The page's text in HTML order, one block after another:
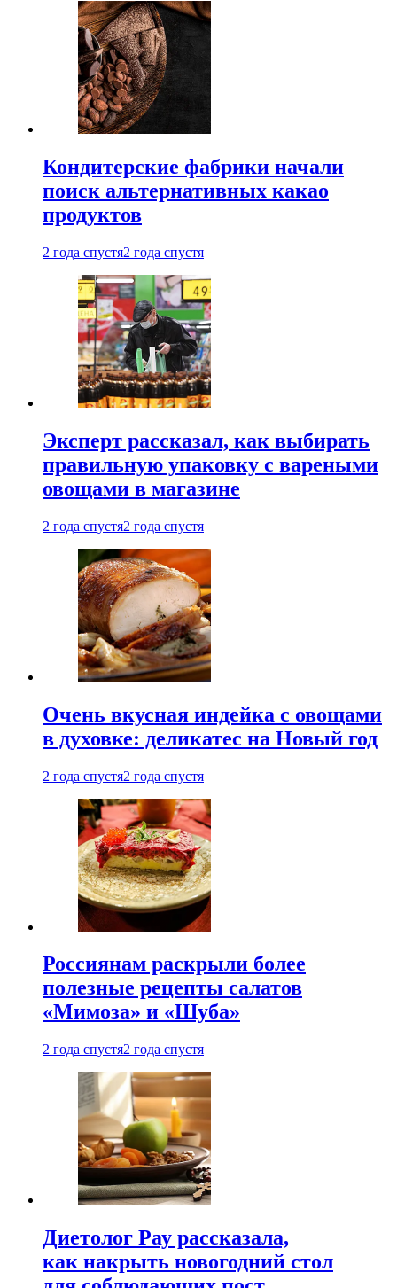
Кондитерские фабрики начали
поиск альтернативных какао
продуктов
2 года спустя2 года спустя
Эксперт рассказал, как выбирать
правильную упаковку с вареными
овощами в магазине
2 года спустя2 года спустя
Очень вкусная индейка с овощами
в духовке: деликатес на Новый год
2 года спустя2 года спустя
Россиянам раскрыли более
полезные рецепты салатов
«Мимоза» и «Шуба»
2 года спустя2 года спустя
Диетолог Рау рассказала,
как накрыть новогодний стол